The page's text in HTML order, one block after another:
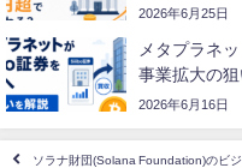
2026年6月25日
メタプラネ
事業拡大の狙
2026年6月16日
ソラナ財団(Solana Foundation)のビ